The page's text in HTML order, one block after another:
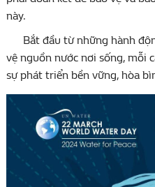
này.
Bắt đầu từ những hành
vệ nguồn nước nơi sống, mỗi
sự phát triển bền vững, hòa